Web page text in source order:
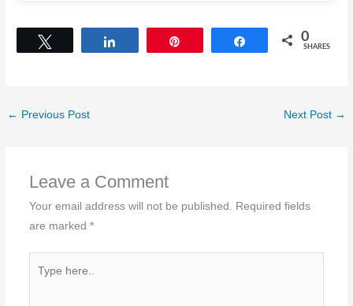
Share 0
SHARES
← Previous Post Next Post →
Leave a Comment
Your email address will not be published. Required fields
are marked *